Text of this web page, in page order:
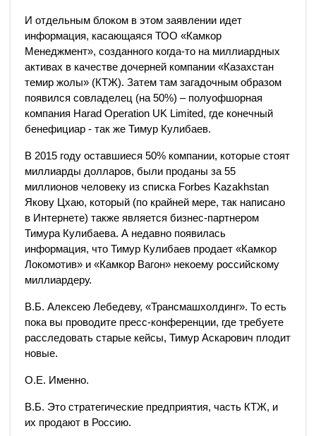
И отдельным блоком в этом заявлении идет
информация, касающаяся ТОО «Камкор
Менеджмент», созданного когда-то на миллиардных
активах в качестве дочерней компании «Казахстан
темир жолы» (КТЖ). Затем там загадочным образом
появился совладелец (на 50%) – полуофшорная
компания Harad Operation UK Limited, где конечный
бенефициар - так же Тимур Кулибаев.
В 2015 году оставшиеся 50% компании, которые стоят
миллиарды долларов, были проданы за 55
миллионов человеку из списка Forbes Kazakhstan
Якову Цхаю, который (по крайней мере, так написано
в Интернете) также является бизнес-партнером
Тимура Кулибаева. А недавно появилась
информация, что Тимур Кулибаев продает «Камкор
Локомотив» и «Камкор Вагон» некоему российскому
миллиардеру.
В.Б. Алексею Лебедеву, «Трансмашхолдинг». То есть
пока вы проводите пресс-конференции, где требуете
расследовать старые кейсы, Тимур Аскарович плодит
новые.
О.Е. Именно.
В.Б. Это стратегические предприятия, часть КТЖ, и
их продают в Россию.